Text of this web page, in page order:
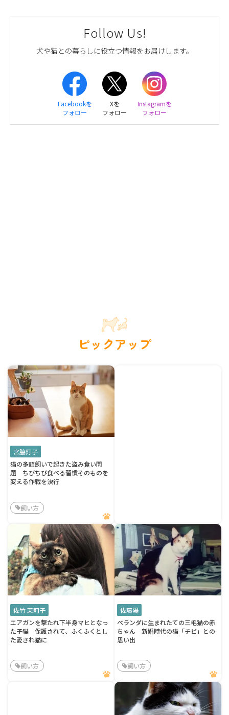
Follow Us!
犬や猫との暮らしに役立つ情報をお届けします。
Facebookを
フォロー
Xを
フォロー
Instagramを
フォロー
ピックアップ
宮脇灯子
猫の多頭飼いで起きた盗み食い問
題 ちびちび食べる習慣そのものを
変える作戦を決行
飼い方
佐竹 茉莉子
エアガンを撃たれ下半身マヒとなっ
た子猫 保護されて、ふくふくとし
た愛され猫に
飼い方
佐藤陽
ベランダに生まれたての三毛猫の赤
ちゃん 新婚時代の猫「チビ」との
思い出
飼い方